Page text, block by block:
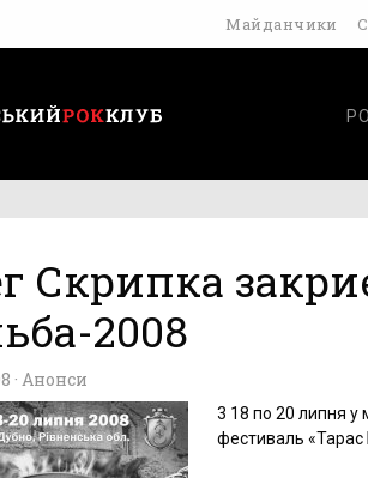
Майданчики
Скрипка
2008
· Анонси
3 18 по 20 липня у
фестиваль «Тарас